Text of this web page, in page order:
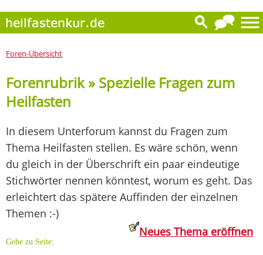
Foren-Übersicht
Forenrubrik » Spezielle Fragen zum
Heilfasten
In diesem Unterforum kannst du Fragen zum
Thema Heilfasten stellen. Es wäre schön, wenn
du gleich in der Überschrift ein paar eindeutige
Stichwörter nennen könntest, worum es geht. Das
erleichtert das spätere Auffinden der einzelnen
Themen :-)
Neues Thema eröffnen
Gehe zu Seite: